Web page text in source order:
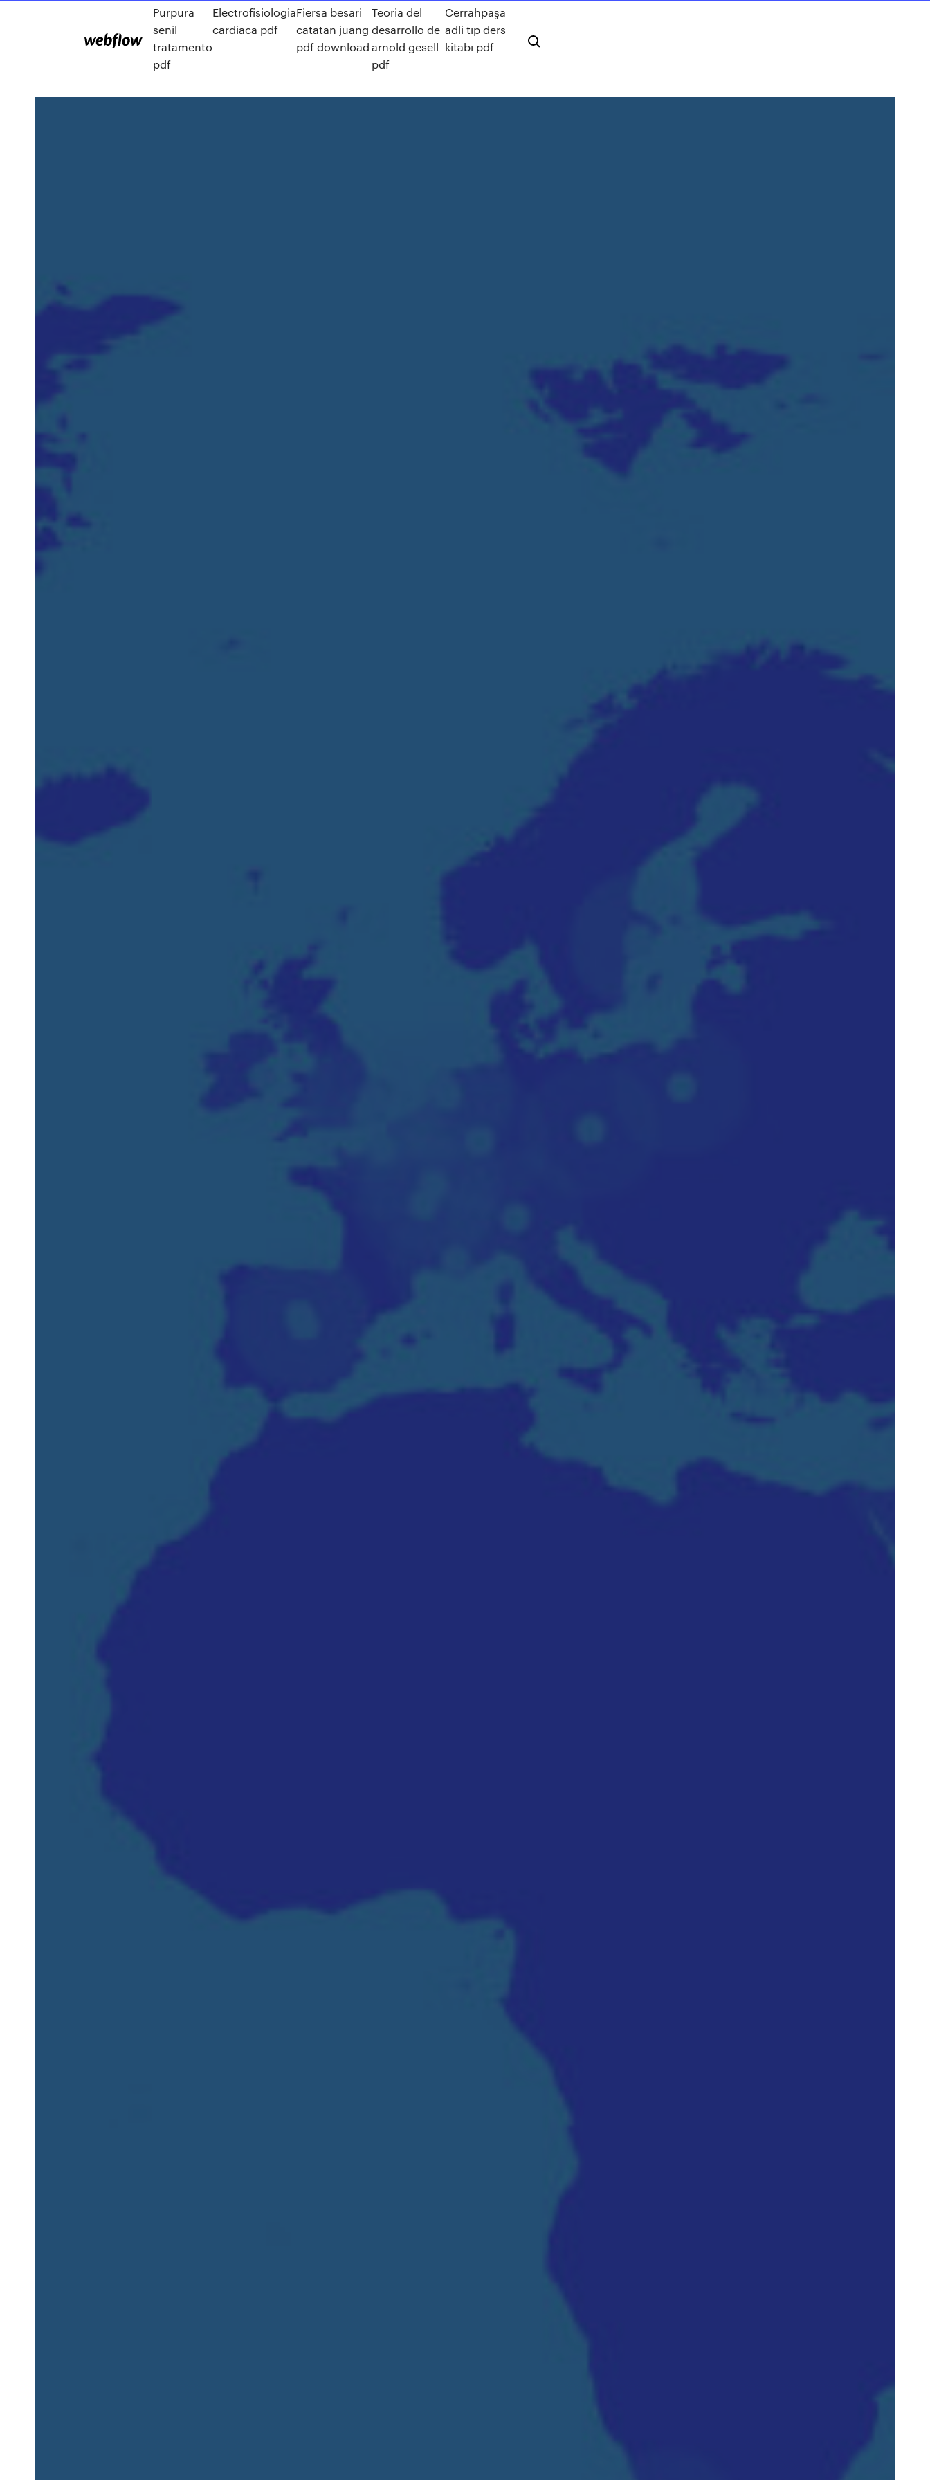
Purpura
senil
tratamento
pdf
Electrofisiologia
cardiaca pdf
Fiersa besari
catatan juang
pdf download
Teoria del
desarrollo de
arnold gesell
pdf
Cerrahpaşa
adli tıp ders
kitabı pdf